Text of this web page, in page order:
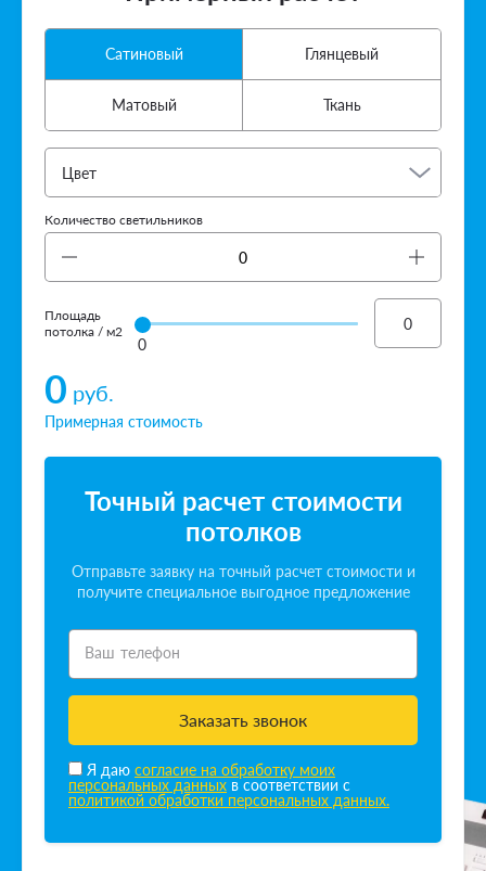
Сатиновый Глянцевый
Матовый Ткань
Цвет
Количество светильников
Площадь
потолка / м2
0
Примерная стоимость
0 руб.
Точный расчет стоимости
потолков
Отправьте заявку на точный расчет стоимости и
получите специальное выгодное предложение
Ваш телефон
Заказать звонок
Я даю согласие на обработку моих
персональных данных в соответствии с
политикой обработки персональных данных.